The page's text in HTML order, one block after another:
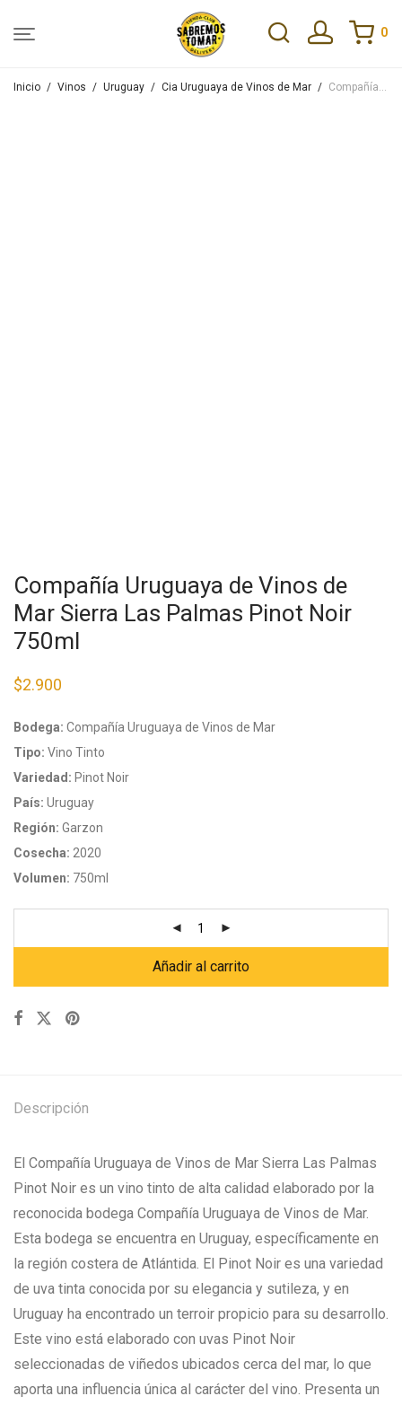
0
Inicio / Vinos / Uruguay / Cia Uruguaya de Vinos de Mar / Compañía Uruguaya de Vinos de Mar Sierra Las Palmas Pinot Noir 750ml
Compañía Uruguaya de Vinos de
Mar Sierra Las Palmas Pinot Noir
750ml
$2.900
Bodega: Compañía Uruguaya de Vinos de Mar
Tipo: Vino Tinto
Variedad: Pinot Noir
País: Uruguay
Región: Garzon
Cosecha: 2020
Volumen: 750ml
Añadir al carrito
Descripción
El Compañía Uruguaya de Vinos de Mar Sierra Las Palmas
Pinot Noir es un vino tinto de alta calidad elaborado por la
reconocida bodega Compañía Uruguaya de Vinos de Mar.
Esta bodega se encuentra en Uruguay, específicamente en
la región costera de Atlántida. El Pinot Noir es una variedad
de uva tinta conocida por su elegancia y sutileza, y en
Uruguay ha encontrado un terroir propicio para su desarrollo.
Este vino está elaborado con uvas Pinot Noir
seleccionadas de viñedos ubicados cerca del mar, lo que
aporta una influencia única al carácter del vino. Presenta un